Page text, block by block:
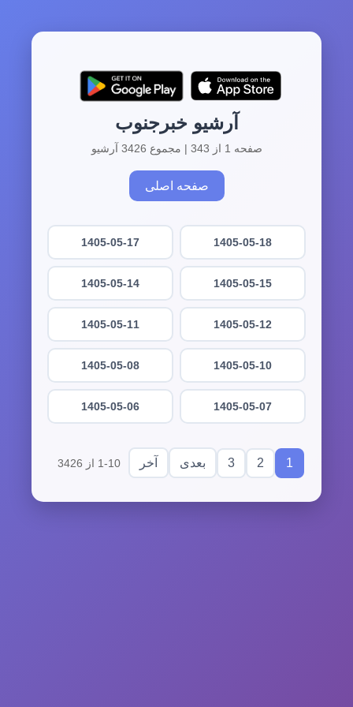
آرشیو خبرجنوب
صفحه 1 از 343 | مجموع 3426 آرشیو
صفحه اصلی
1405-05-18
1405-05-17
1405-05-15
1405-05-14
1405-05-12
1405-05-11
1405-05-10
1405-05-08
1405-05-07
1405-05-06
1
2
3 بعدی آخر 1-10 از 3426